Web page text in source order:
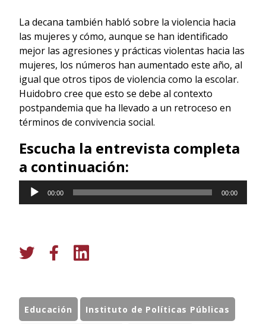
La decana también habló sobre la violencia hacia
las mujeres y cómo, aunque se han identificado
mejor las agresiones y prácticas violentas hacia las
mujeres, los números han aumentado este año, al
igual que otros tipos de violencia como la escolar.
Huidobro cree que esto se debe al contexto
postpandemia que ha llevado a un retroceso en
términos de convivencia social.
Escucha la entrevista completa
a continuación:
Reproductor
de
00:00 00:00
Educación Instituto de Políticas Públicas